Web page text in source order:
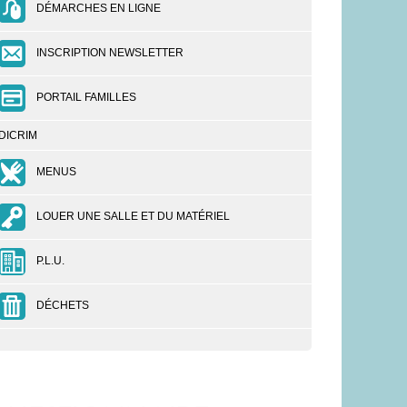
DÉMARCHES EN LIGNE
INSCRIPTION NEWSLETTER
PORTAIL FAMILLES
DICRIM
MENUS
LOUER UNE SALLE ET DU MATÉRIEL
P.L.U.
DÉCHETS